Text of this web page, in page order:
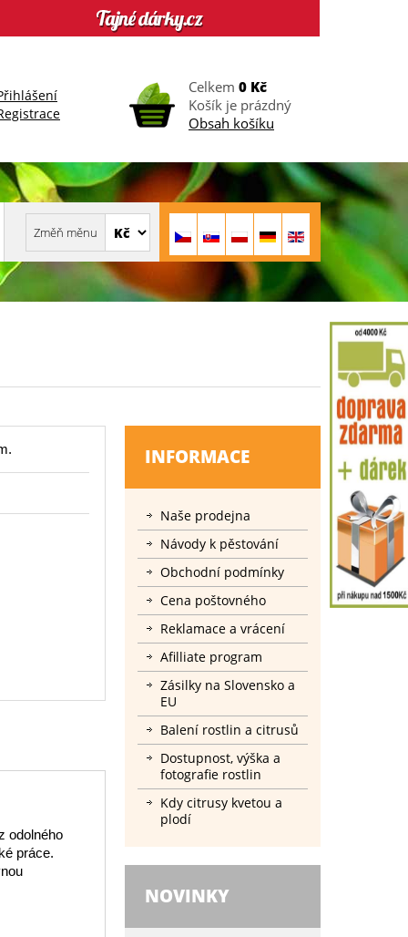
Celkem 0 Kč
Košík je prázdný
Obsah košíku
odolného
práce.
INFORMACE
Naše prodejna
Návody k pěstování
Obchodní podmínky
Cena poštovného
Reklamace a vrácení
Afilliate program
Zásilky na Slovensko a
EU
Balení rostlin a citrusů
Dostupnost, výška a
fotografie rostlin
Kdy citrusy kvetou a
plodí
NOVINKY